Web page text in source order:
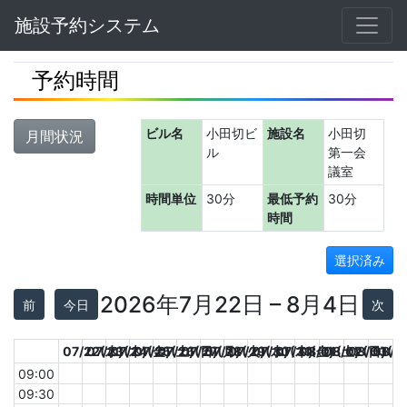
Navbar
施設予約システム
予約時間
月間状況 ビル名
小田切ビ
ル
施設名
小田切
第一会
議室
時間単位
30分
最低予約
時間
30分
選択済み
前 今日 2026年7月22日 – 8月4日 次
07/22(水)
07/23(木)
07/24(金)
07/25(土)
07/26(日)
07/27(月)
07/28(火)
07/29(水)
07/30(木)
07/31(金)
08/01(土)
08/02(日)
08/03(
08/
09:00
09:30